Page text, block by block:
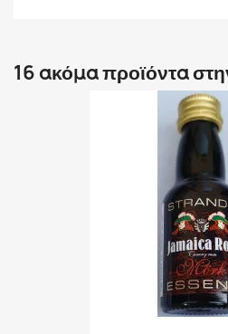
16 ακόμα προϊόντα